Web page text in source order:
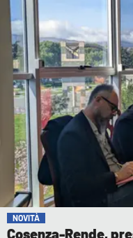
NOVITÀ
Cosenza-Rende,